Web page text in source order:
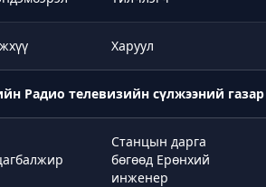
Харуул
Радио телевизийн сүлжээний газар
Станцын дарга
бөгөөд Ерөнхий
инженер